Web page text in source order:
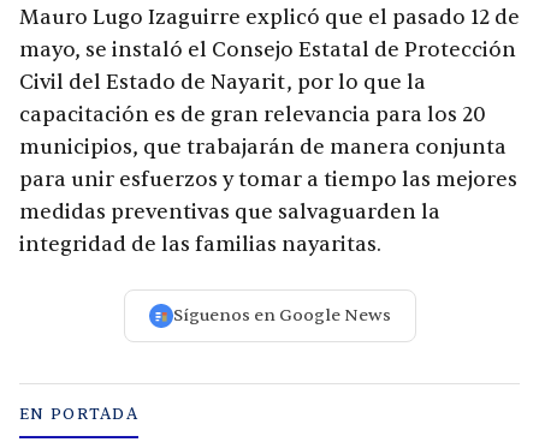
Mauro Lugo Izaguirre explicó que el pasado 12 de
mayo, se instaló el Consejo Estatal de Protección
Civil del Estado de Nayarit, por lo que la
capacitación es de gran relevancia para los 20
municipios, que trabajarán de manera conjunta
para unir esfuerzos y tomar a tiempo las mejores
medidas preventivas que salvaguarden la
integridad de las familias nayaritas.
Síguenos en Google News
EN PORTADA